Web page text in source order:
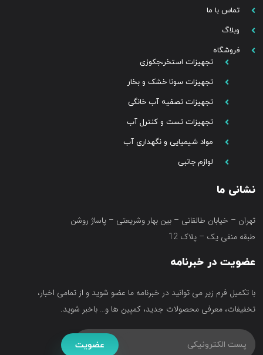
تماس با ما
وبلاگ
فروشگاه
تجهیزات استخر،جکوزی
تجهیزات سونا خشک و بخار
تجهیزات تصفیه آب خانگی
تجهیزات تست و کنترل آب
مواد شیمیایی و نگهداری آب
لوازم جانبی
نشانی ما
تهران – خیابان طالقانی – بین بهار وشریعتی – پاساژ روشن
طبقه منفی یک – پلاک 12
عضویت در خبرنامه
با تکمیل فرم زیر می توانید در خبرنامه ما عضو شوید و از تمامی اخبار،
تخفیفات، معرفی محصولات جدید، کمپین ها و… باخبر شوید.
عضویت